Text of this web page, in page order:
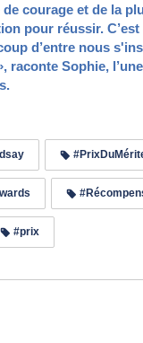
courage et de la
pour réussir.
d’entre nous
raconte Sophie,
#prix